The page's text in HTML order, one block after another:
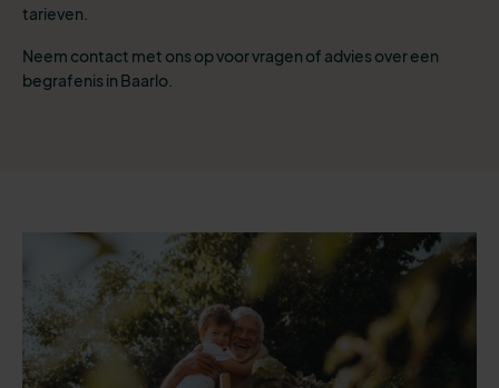
tarieven.
Neem contact met ons op voor vragen of advies over een
begrafenis in Baarlo.